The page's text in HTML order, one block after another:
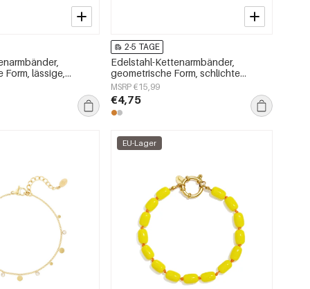
lässige,
Damenschmuck
2-5 TAGE
Edelstahl-Kettenarmbänder,
geometrische Form, schlichte
Alltagsserie, Damenschmuck
MSRP €15,99
€4,75
EU-Lager